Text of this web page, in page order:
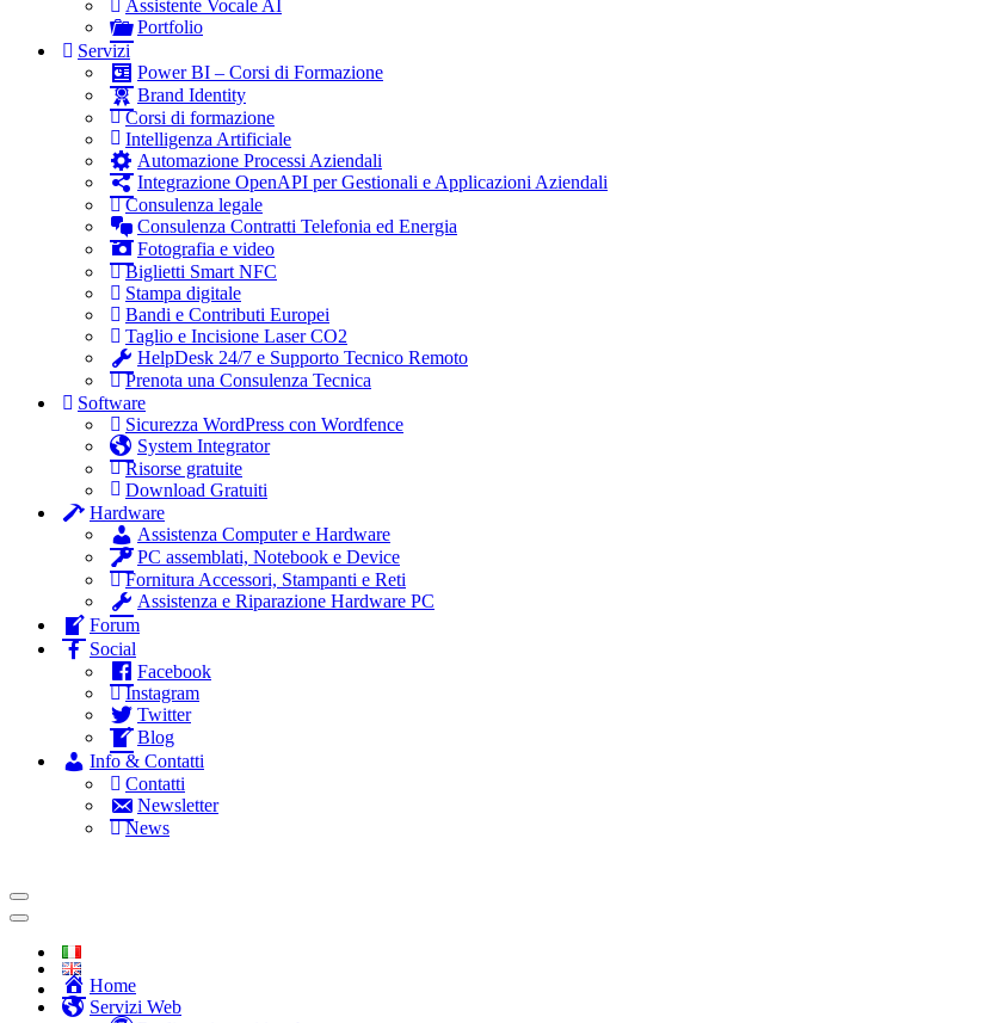
Assistente Vocale AI
Portfolio
Servizi
Power BI – Corsi di Formazione
Brand Identity
Corsi di formazione
Intelligenza Artificiale
Automazione Processi Aziendali
Integrazione OpenAPI per Gestionali e Applicazioni Aziendali
Consulenza legale
Consulenza Contratti Telefonia ed Energia
Fotografia e video
Biglietti Smart NFC
Stampa digitale
Bandi e Contributi Europei
Taglio e Incisione Laser CO2
HelpDesk 24/7 e Supporto Tecnico Remoto
Prenota una Consulenza Tecnica
Software
Sicurezza WordPress con Wordfence
System Integrator
Risorse gratuite
Download Gratuiti
Hardware
Assistenza Computer e Hardware
PC assemblati, Notebook e Device
Fornitura Accessori, Stampanti e Reti
Assistenza e Riparazione Hardware PC
Forum
Social
Facebook
Instagram
Twitter
Blog
Info & Contatti
Contatti
Newsletter
News
Home
Servizi Web